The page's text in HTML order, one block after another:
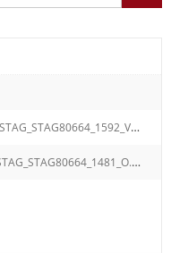
STAG_STAG80664_1592_V.pdf